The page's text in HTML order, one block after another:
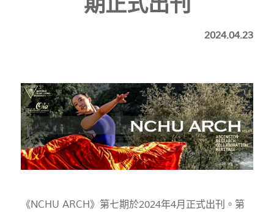
2024.04.23
《NCHU ARCH》第七期於2024年4月正式出刊。第